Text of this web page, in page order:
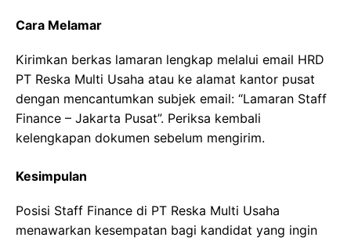
Cara Melamar
Kirimkan berkas lamaran lengkap melalui email HRD
PT Reska Multi Usaha atau ke alamat kantor pusat
dengan mencantumkan subjek email: “Lamaran Staff
Finance – Jakarta Pusat”. Periksa kembali
kelengkapan dokumen sebelum mengirim.
Kesimpulan
Posisi Staff Finance di PT Reska Multi Usaha
menawarkan kesempatan bagi kandidat yang ingin